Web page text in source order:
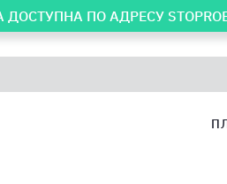
ДОСТУПНА ПО АДРЕСУ